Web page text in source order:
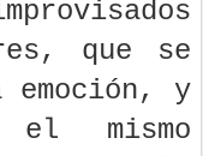
que se
y
mismo